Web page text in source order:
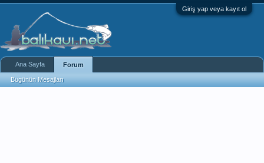
Giriş yap veya kayıt ol
Ana Sayfa Forum
Bugünün Mesajları